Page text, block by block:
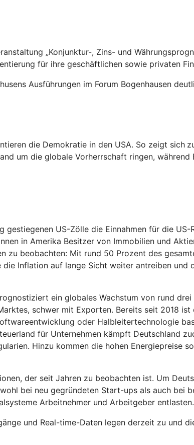
„Konjunktur-, Zins- und
für ihre geschäftlichen sowie privaten
Ausführungen im Forum Bogenhausen
die Demokratie in den USA. So zeigt sich
um die globale Vorherrschaft ringen, während
gestiegenen US-Zölle die Einnahmen für die
in Amerika Besitzer von Immobilien und
zu beobachten: Mit rund 50 Prozent des
Inflation auf lange Sicht weiter antreiben und
ein globales Wachstum von rund
schwer mit Exporten. Bereits seit 2018
oder Halbleitertechnologie
für Unternehmen kämpft Deutschland
Hinzu kommen die hohen Energiepreise
der seit Jahren zu beobachten ist. Um
bei neu gegründeten Start-ups als auch bei
Arbeitnehmer und Arbeitgeber entlasten.
und Real-time-Daten legen derzeit zu und